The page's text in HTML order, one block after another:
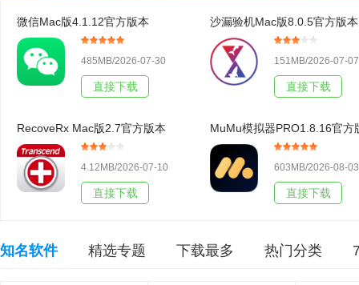
微信Mac版4.1.12官方版本
485MB/2026-07-30
直接下载
沙漏验机Mac版8.0.5官方版本
151MB/2026-07-07
直接下载
RecoveRx Mac版2.7官方版本
4.12MB/2026-07-10
直接下载
MuMu模拟器PRO1.8.16官方
603MB/2026-08-03
直接下载
知名软件 精选专题 下载最多 热门分类